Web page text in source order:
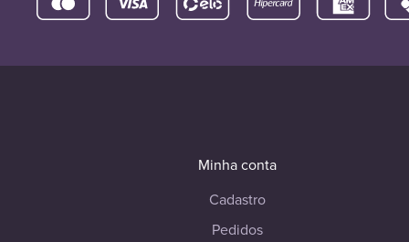
Minha conta
Cadastro
Pedidos